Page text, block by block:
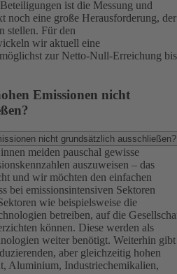
ist die Messung und
noch eine große Herausforderung, der
stellen. Für den
wir aktuell eine
zur Netto-Null-Erreichung bis
Emissionen nicht
nicht grundsätzlich ausschließen?
meiden pauschal gewisse
auszuweisen – das
und wir möchten den einfachen
bei emissionsintensiven Sektoren
wie beispielsweise die
betreiben, auf die
können. Diese werden als
weiter benötigt. Weiterhin gibt
aber gleichzeitig hohen
Aluminium, Industriechemikalien,